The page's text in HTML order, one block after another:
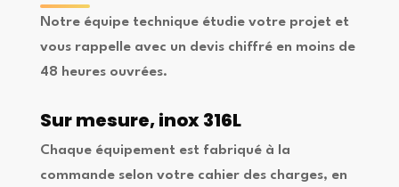
Notre équipe technique étudie votre projet et
vous rappelle avec un devis chiffré en moins de
48 heures ouvrées.
Sur mesure, inox 316L
Chaque équipement est fabriqué à la
commande selon votre cahier des charges, en